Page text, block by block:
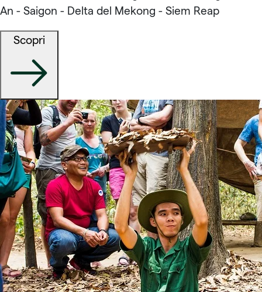
An - Saigon - Delta del Mekong - Siem Reap
Scopri